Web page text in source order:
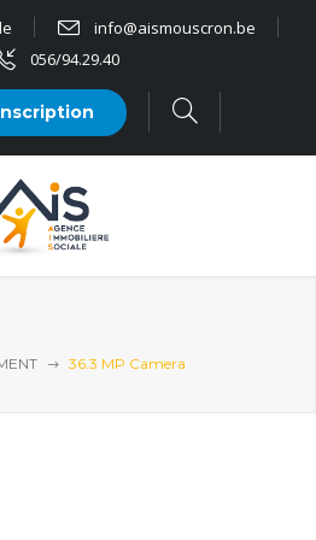
info@aismouscron.be
056/94.29.40
36.3 MP Camera